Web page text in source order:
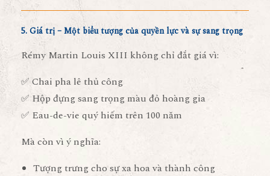
5. Giá trị – Một biểu tượng của quyền lực và sự sang trọng
Rémy Martin Louis XIII không chỉ đắt giá vì:
✅ Chai pha lê thủ công
✅ Hộp đựng sang trọng màu đỏ hoàng gia
✅ Eau-de-vie quý hiếm trên 100 năm
Mà còn vì ý nghĩa:
Tượng trưng cho sự xa hoa và thành công